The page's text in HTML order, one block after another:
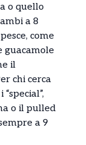
o quello
a 8
come
guacamole
il
chi cerca
o il pulled
a 9